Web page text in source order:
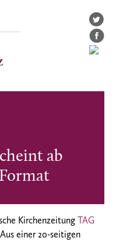
ab
Kirchenzeitung TAG
einer 20-seitigen